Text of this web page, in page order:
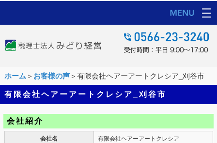
ホーム ＞ お客様の声＞有限会社ヘアーアートクレシア_刈谷市
有限会社ヘアーアートクレシア_刈谷市
会社紹介
会社名 有限会社ヘアーアートクレシア